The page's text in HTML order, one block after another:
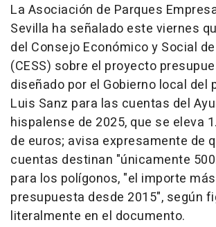
La Asociación de Parques
Sevilla ha señalado este viernes
del Consejo Económico y Social
(CESS) sobre el proyecto
diseñado por el Gobierno local del
Luis Sanz para las cuentas del
hispalense de 2025, que se eleva
de euros; avisa expresamente de
cuentas destinan "únicamente
para los polígonos, "el importe
presupuesta desde 2015", según
literalmente en el documento.